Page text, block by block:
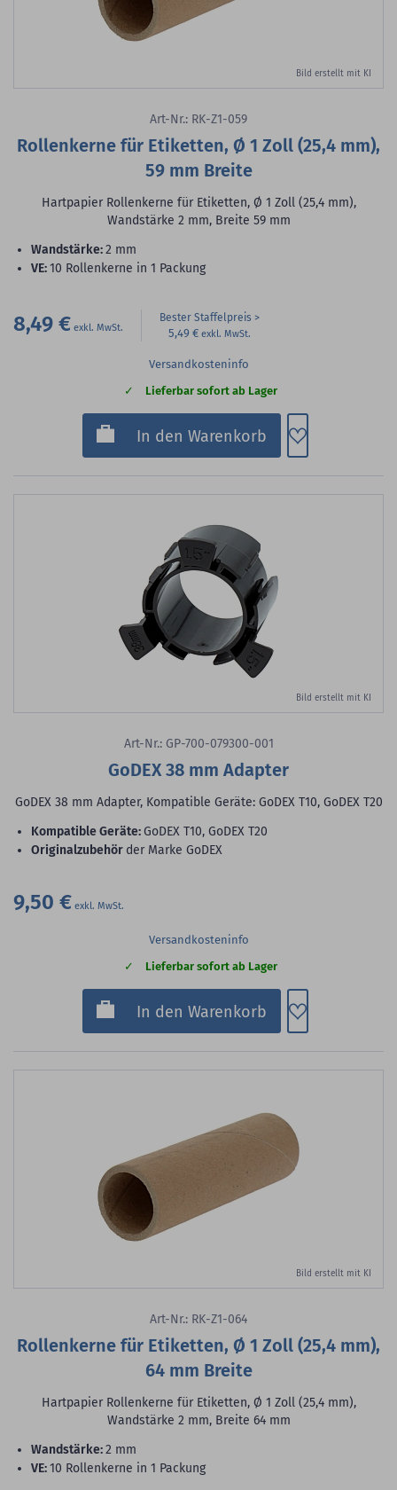
Bild erstellt mit KI
Art-Nr.: RK-Z1-059
Rollenkerne für Etiketten, Ø 1 Zoll (25,4 mm),
59 mm Breite
Hartpapier Rollenkerne für Etiketten, Ø 1 Zoll (25,4 mm),
Wandstärke 2 mm, Breite 59 mm
Wandstärke:2 mm
VE:10 Rollenkerne in 1 Packung
8,49 € Bester Staffelpreis
5,49 €
Versandkosteninfo
Lieferbar sofort ab Lager
In den Warenkorb Zum
Bild erstellt mit KI
Art-Nr.: GP-700-079300-001
GoDEX 38 mm Adapter
GoDEX 38 mm Adapter, Kompatible Geräte: GoDEX T10, GoDEX T20
Kompatible Geräte:GoDEX T10, GoDEX T20
Originalzubehör der Marke GoDEX
9,50 €
Versandkosteninfo
Lieferbar sofort ab Lager
In den Warenkorb Zum
Bild erstellt mit KI
Art-Nr.: RK-Z1-064
Rollenkerne für Etiketten, Ø 1 Zoll (25,4 mm),
64 mm Breite
Hartpapier Rollenkerne für Etiketten, Ø 1 Zoll (25,4 mm),
Wandstärke 2 mm, Breite 64 mm
Wandstärke:2 mm
VE:10 Rollenkerne in 1 Packung